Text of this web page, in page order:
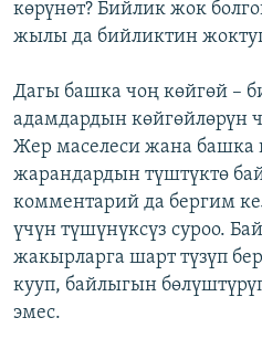
көрүнөт? Бийлик жок
жылы да бийликтин
Дагы башка чоң көйгөй –
адамдардын көйгөйлөрүн
Жер маселеси жана башка
жарандардын түштүктө
комментарий да бергим
үчүн түшүнүксүз суроо.
жакырларга шарт түзүп
кууп, байлыгын
эмес.